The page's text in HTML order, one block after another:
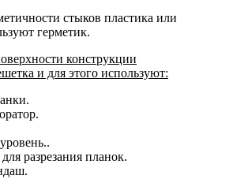
стыков пластика или
герметик.
конструкции
и для этого используют:
разрезания планок.